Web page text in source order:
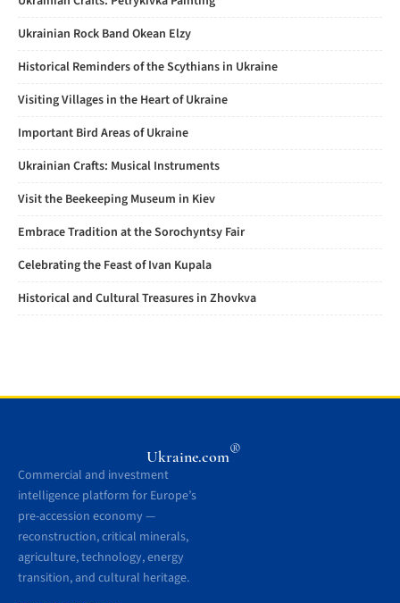
Ukrainian Rock Band Okean Elzy
Historical Reminders of the Scythians in Ukraine
Visiting Villages in the Heart of Ukraine
Important Bird Areas of Ukraine
Ukrainian Crafts: Musical Instruments
Visit the Beekeeping Museum in Kiev
Embrace Tradition at the Sorochyntsy Fair
Celebrating the Feast of Ivan Kupala
Historical and Cultural Treasures in Zhovkva
Ukraine.com®
Commercial and investment
intelligence platform for Europe’s
pre-accession economy —
reconstruction, critical minerals,
agriculture, technology, energy
transition, and cultural heritage.